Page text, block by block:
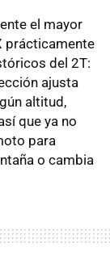
el mayor
prácticamente
del 2T:
ajusta
altitud,
que ya no
para
o cambia